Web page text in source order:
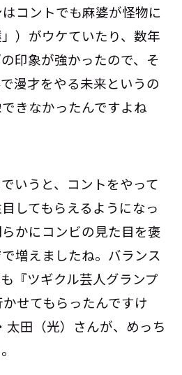
コントでも麻婆が怪物に
）がウケていたり、数年
印象が強かったので、そ
漫才をやる未来というの
きなかったんですよね
いうと、コントをやって
してもらえるようになっ
かにコンビの見た目を褒
増えましたね。バランス
『ツギクル芸人グランプ
せてもらったんですけ
太田（光）さんが、めっち